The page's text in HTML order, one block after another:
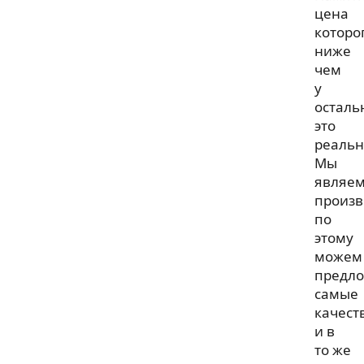
цена
ниже
чем
у
это
Мы
по
этому
можем
самые
и в
то же